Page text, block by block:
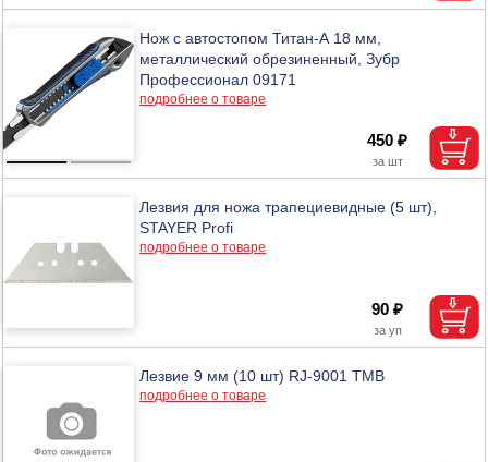
Нож с автостопом Титан-А 18 мм,
металлический обрезиненный, Зубр
Профессионал 09171
подробнее о товаре
450 ₽
Лезвия для ножа трапециевидные (5 шт),
STAYER Profi
подробнее о товаре
90 ₽
Лезвие 9 мм (10 шт) RJ-9001 ТМВ
подробнее о товаре